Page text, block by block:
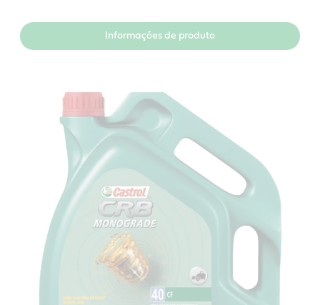
Informações de produto